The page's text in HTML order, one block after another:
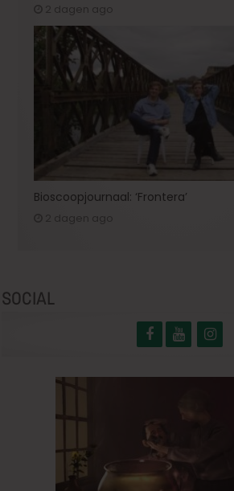
2 dagen ago
Bioscoopjournaal: ‘Frontera’
SOCIAL